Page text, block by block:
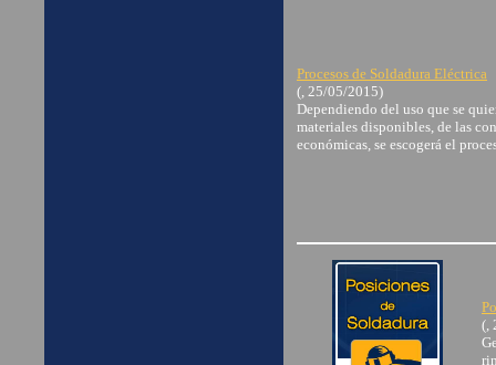
Procesos de Soldadura Eléctrica
(, 25/05/2015)
Dependiendo del uso que se
materiales disponibles, de las
económicas, se escogerá el
(,